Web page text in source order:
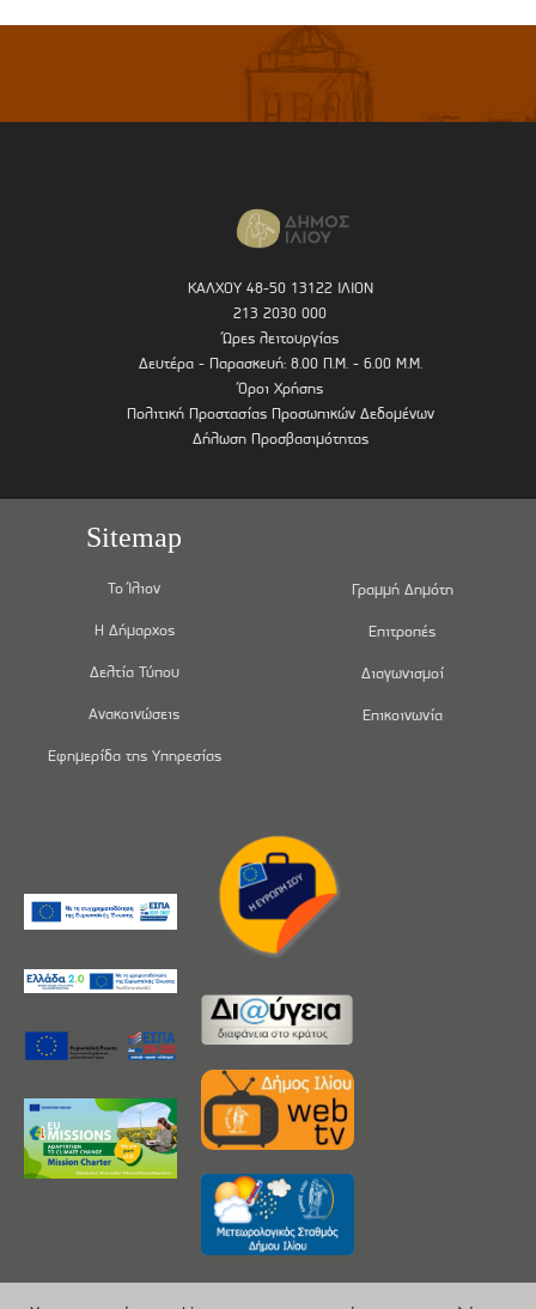
ΚΑΛΧΟΥ 48-50 13122 ΙΛΙΟΝ
213 2030 000
Ώρες λειτουργίας
Δευτέρα - Παρασκευή: 8.00 Π.Μ. - 6.00 Μ.Μ.
Όροι Χρήσης
Πολιτική Προστασίας Προσωπικών Δεδομένων
Δήλωση Προσβασιμότητας
Sitemap
Το Ίλιον
Η Δήμαρχος
Δελτία Τύπου
Ανακοινώσεις
Εφημερίδα της Υπηρεσίας
Γραμμή Δημότη
Επιτροπές
Διαγωνισμοί
Επικοινωνία